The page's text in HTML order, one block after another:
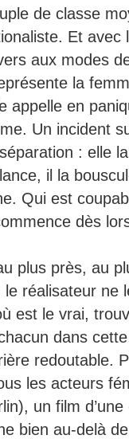
de classe
Et avec
aux modes
la
appelle en
Un incident
: elle
il la
Qui est
dès
plus près, au
réalisateur ne
est le vrai,
dans
redoutable.
les acteurs
un film
bien au-delà